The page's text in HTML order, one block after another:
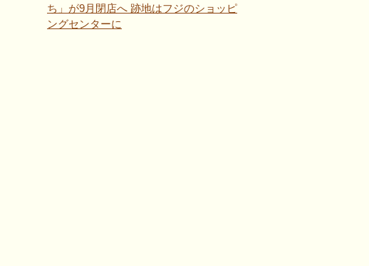
ち」が9月閉店へ 跡地はフジのショッピ
ングセンターに